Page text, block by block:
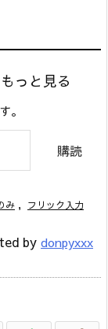
っと見る
。
購読
み , フリック入力
by donpyxxx